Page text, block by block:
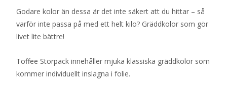
Godare kolor än dessa är det inte säkert att du hittar – så
varför inte passa på med ett helt kilo? Gräddkolor som gör
livet lite bättre!
Toffee Storpack innehåller mjuka klassiska gräddkolor som
kommer individuellt inslagna i folie.